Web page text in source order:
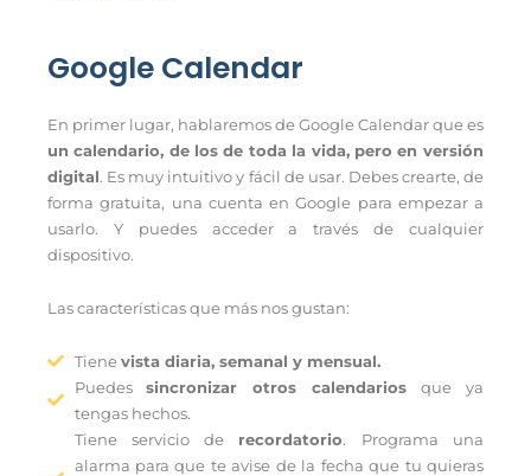
Google Calendar
En primer lugar, hablaremos de Google Calendar que es
un calendario, de los de toda la vida, pero en versión
digital. Es muy intuitivo y fácil de usar. Debes crearte, de
forma gratuita, una cuenta en Google para empezar a
usarlo. Y puedes acceder a través de cualquier
dispositivo.
Las características que más nos gustan:
Tienevista diaria, semanal y mensual.
Puedessincronizar otros calendarios que ya
tengas hechos.
Tiene servicio de recordatorio. Programa una
alarma para que te avise de la fecha que tu quieras